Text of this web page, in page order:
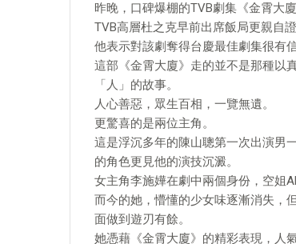
昨晚，口碑爆棚的TVB劇集《金霄大
TVB高層杜之克早前出席飯局更親自
他表示對該劇奪得台慶最佳劇集很有信
這部《金霄大廈》走的並不是那種以
「人」的故事。
人心善惡，眾生百相，一覽無遺。
更驚喜的是兩位主角。
這是浮沉多年的陳山聰第一次出演男
的角色更見他的演技沉澱。
女主角李施嬅在劇中兩個身份，空姐
而今的她，懵懂的少女味逐漸消失，
面做到遊刃有餘。
她憑藉《金霄大廈》的精彩表現，人